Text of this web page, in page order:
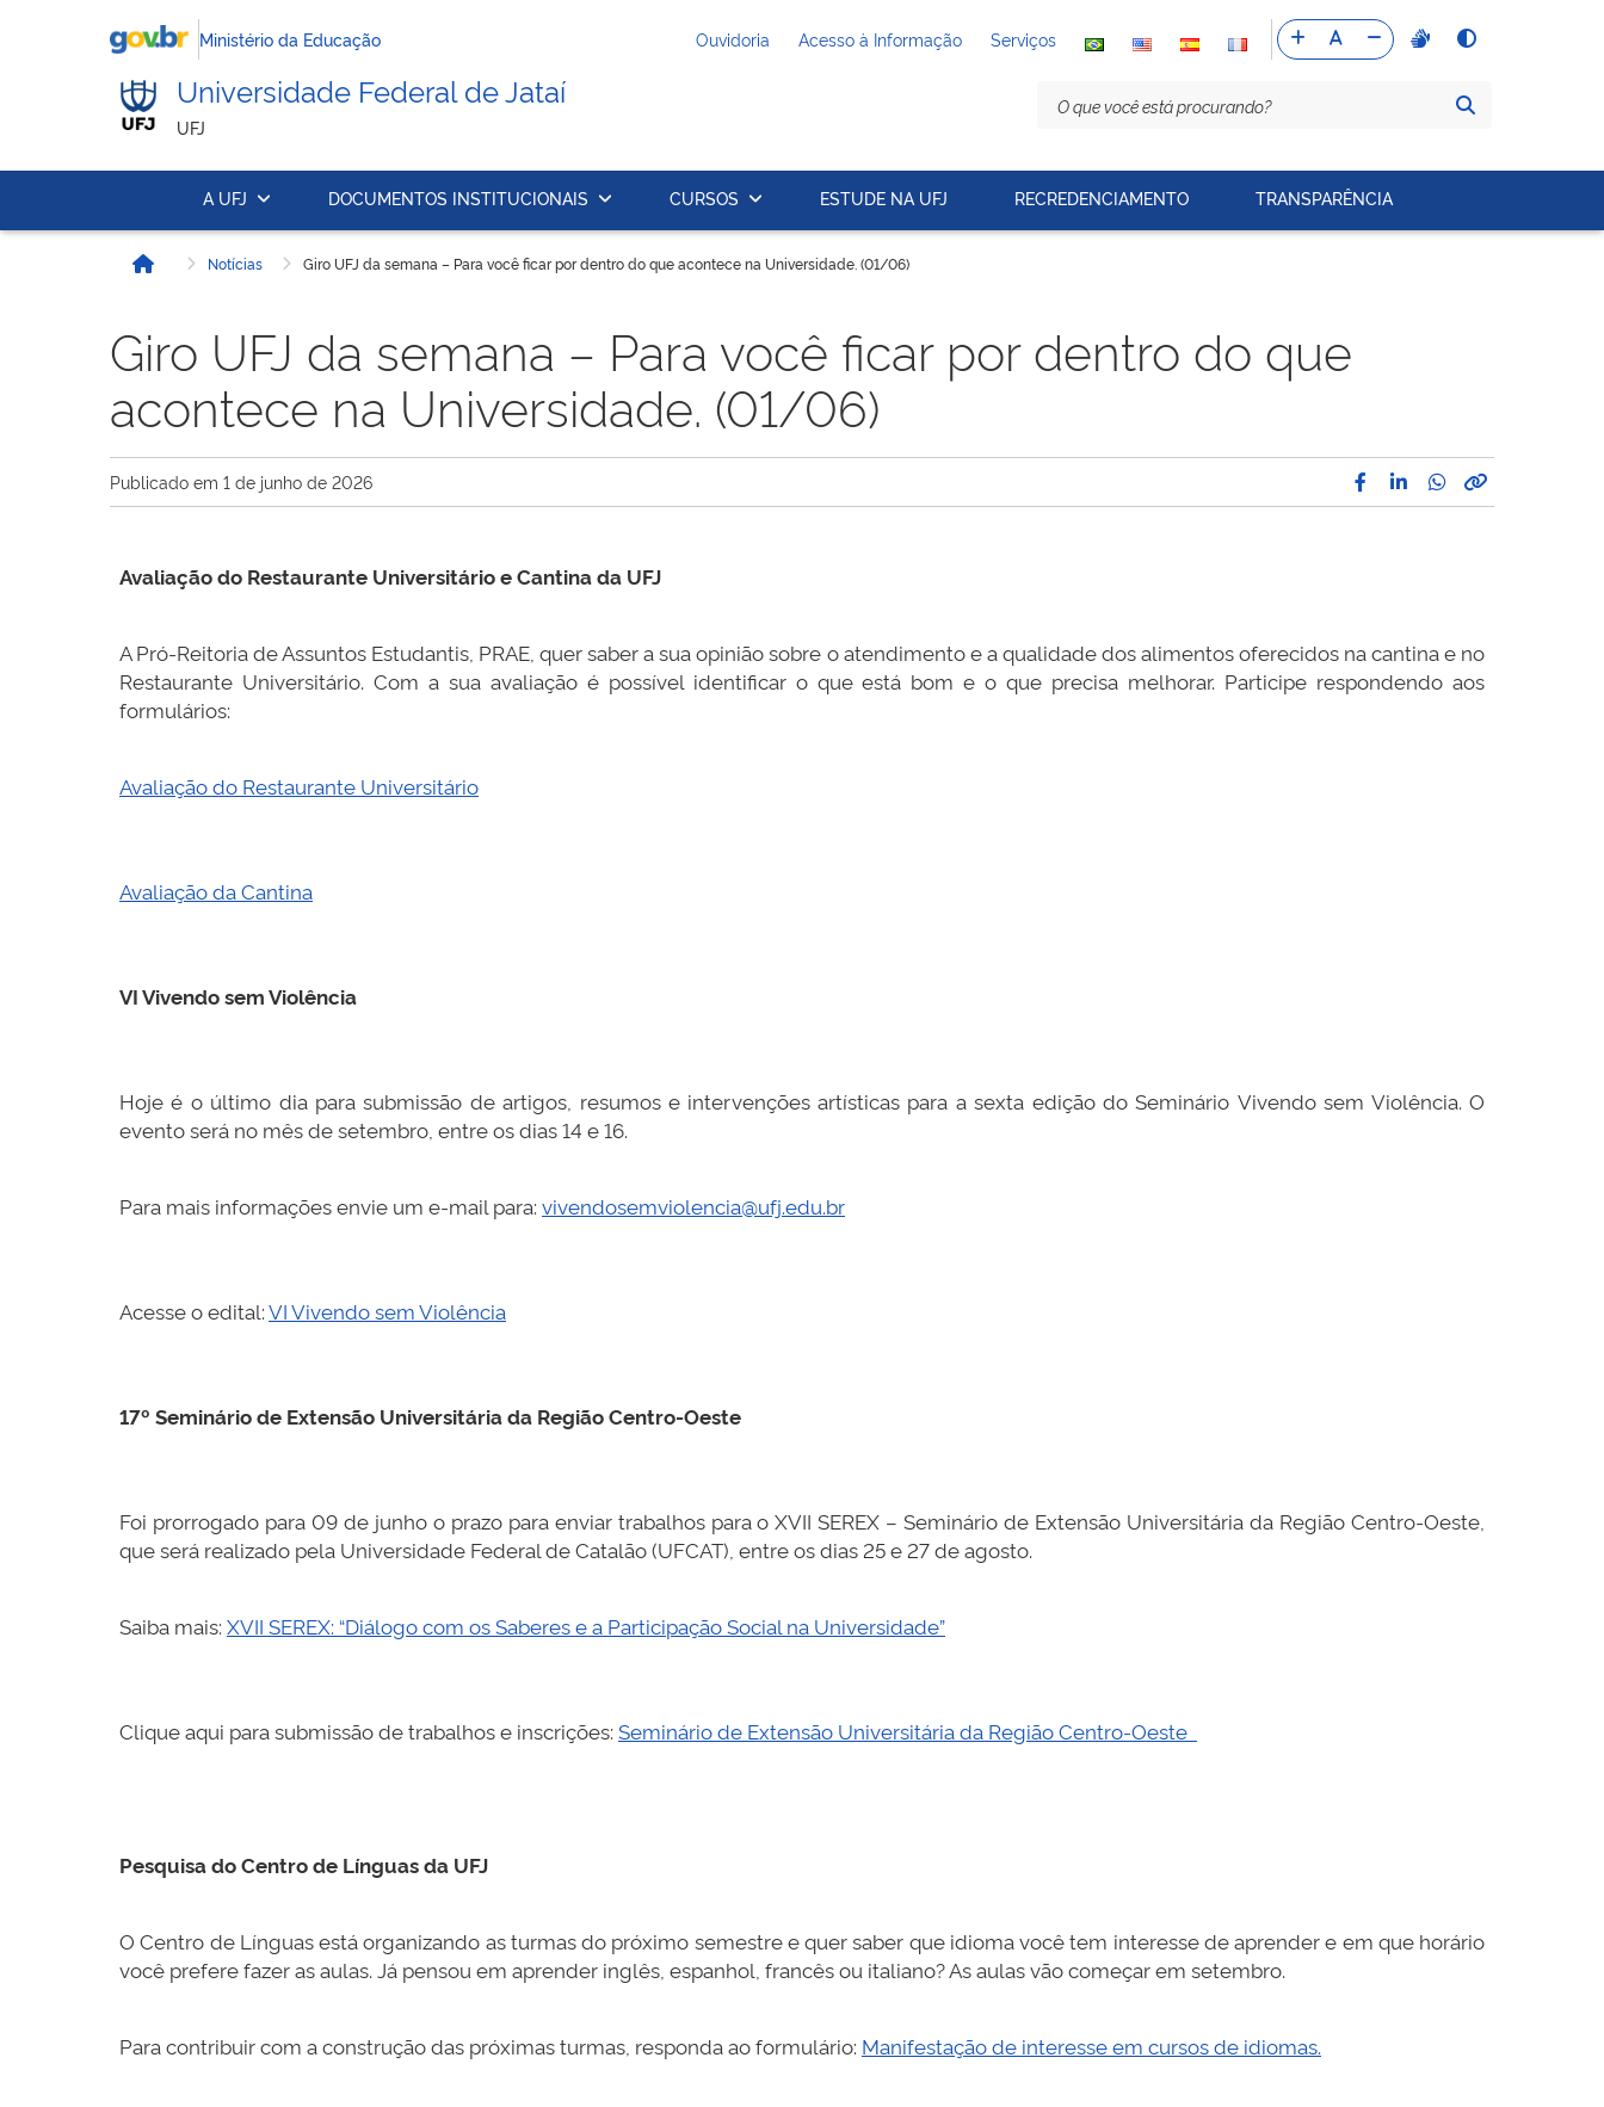
Ministério da Educação Ouvidoria Acesso à Informação Serviços
Universidade Federal de Jataí
UFJ
A UFJ DOCUMENTOS INSTITUCIONAIS CURSOS ESTUDE NA UFJ RECREDENCIAMENTO TRANSPARÊNCIA
Início Notícias Giro UFJ da semana – Para você ficar por dentro do que acontece na Universidade. (01/06)
Giro UFJ da semana – Para você ficar por dentro do que
acontece na Universidade. (01/06)
Publicado em 1 de junho de 2026
Avaliação do Restaurante Universitário e Cantina da UFJ
A Pró-Reitoria de Assuntos Estudantis, PRAE, quer saber a sua opinião sobre o atendimento e a qualidade dos alimentos oferecidos na cantina e no
Restaurante Universitário. Com a sua avaliação é possível identificar o que está bom e o que precisa melhorar. Participe respondendo aos
formulários:
Avaliação do Restaurante Universitário
Avaliação da Cantina
VI Vivendo sem Violência
Hoje é o último dia para submissão de artigos, resumos e intervenções artísticas para a sexta edição do Seminário Vivendo sem Violência. O
evento será no mês de setembro, entre os dias 14 e 16.
Para mais informações envie um e-mail para: vivendosemviolencia@ufj.edu.br
Acesse o edital:VI Vivendo sem Violência
17º Seminário de Extensão Universitária da Região Centro-Oeste
Foi prorrogado para 09 de junho o prazo para enviar trabalhos para o XVII SEREX – Seminário de Extensão Universitária da Região Centro-Oeste,
que será realizado pela Universidade Federal de Catalão (UFCAT), entre os dias 25 e 27 de agosto.
Saiba mais: XVII SEREX: “Diálogo com os Saberes e a Participação Social na Universidade”
Clique aqui para submissão de trabalhos e inscrições: Seminário de Extensão Universitária da Região Centro-Oeste
Pesquisa do Centro de Línguas da UFJ
O Centro de Línguas está organizando as turmas do próximo semestre e quer saber que idioma você tem interesse de aprender e em que horário
você prefere fazer as aulas. Já pensou em aprender inglês, espanhol, francês ou italiano? As aulas vão começar em setembro.
Para contribuir com a construção das próximas turmas, responda ao formulário: Manifestação de interesse em cursos de idiomas.